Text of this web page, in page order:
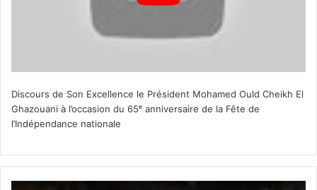
Discours de Son Excellence le Président Mohamed Ould Cheikh El
Ghazouani à l’occasion du 65ᵉ anniversaire de la Fête de
l’Indépendance nationale